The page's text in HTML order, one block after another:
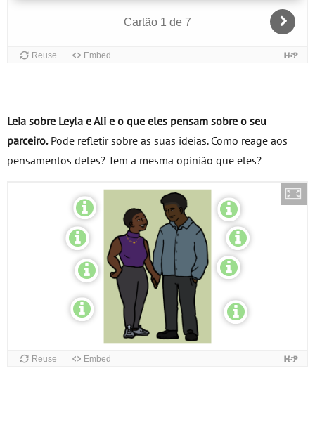
Leia sobre Leyla e Ali e o que eles pensam sobre o seu
parceiro.Pode refletir sobre as suas ideias. Como reage aos
pensamentos deles? Tem a mesma opinião que eles?